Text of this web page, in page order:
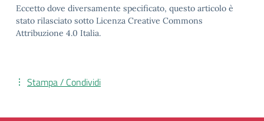
Eccetto dove diversamente specificato, questo articolo è
stato rilasciato sotto Licenza Creative Commons
Attribuzione 4.0 Italia.
Stampa / Condividi